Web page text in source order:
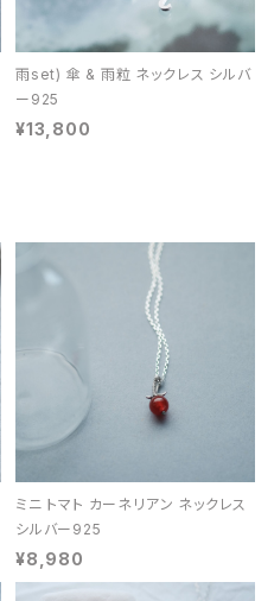
雨set) 傘 & 雨粒 ネックレス シルバ
ー925
¥13,800
ミニ トマト カーネリアン ネックレス
シルバー925
¥8,980